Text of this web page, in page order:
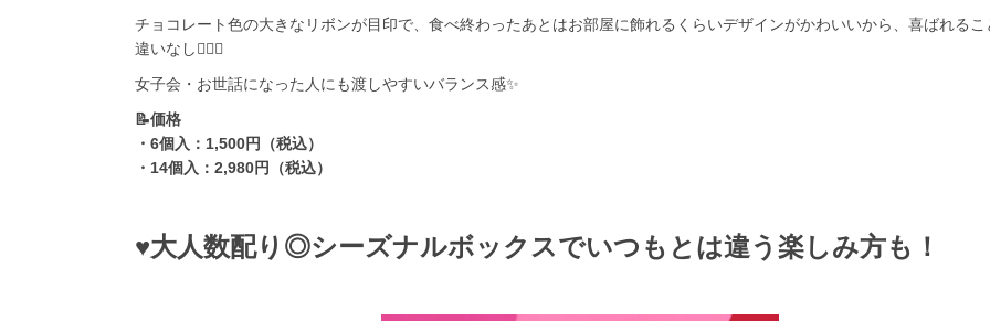
チョコレート色の大きなリボンが目印で、食べ終わったあとはお部屋に飾れるくらいデザインがかわいいから、喜ばれるこ
違いなし🙆🏻‍♀️
女子会・お世話になった人にも渡しやすいバランス感✨
📝価格
・6個入：1,500円（税込）
・14個入：2,980円（税込）
♥大人数配り◎シーズナルボックスでいつもとは違う楽しみ方も！